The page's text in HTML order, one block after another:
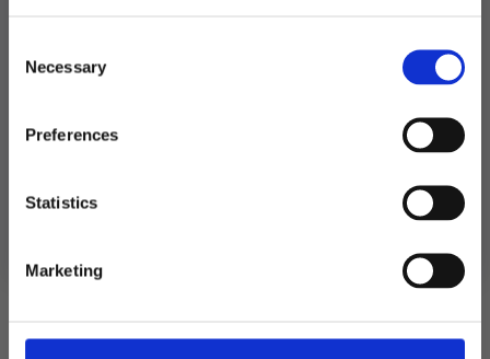
Selection
Necessary
Preferences
Statistics
Marketing
Relaterte produkter
TILBUD!